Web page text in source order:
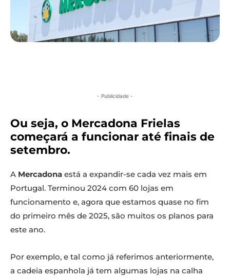
- Publicidade -
Ou seja, o Mercadona Frielas
começará a funcionar até finais de
setembro.
A Mercadona está a expandir-se cada vez mais em
Portugal. Terminou 2024 com 60 lojas em
funcionamento e, agora que estamos quase no fim
do primeiro mês de 2025, são muitos os planos para
este ano.
Por exemplo, e tal como já referimos anteriormente,
a cadeia espanhola já tem algumas lojas na calha